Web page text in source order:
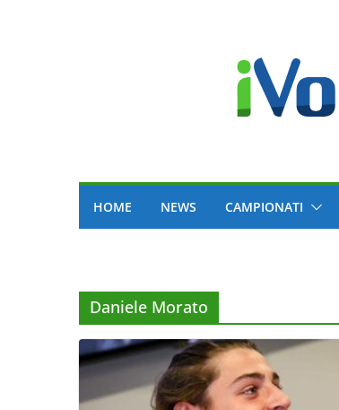
HOME NEWS CAMPIONATI
Daniele Morato